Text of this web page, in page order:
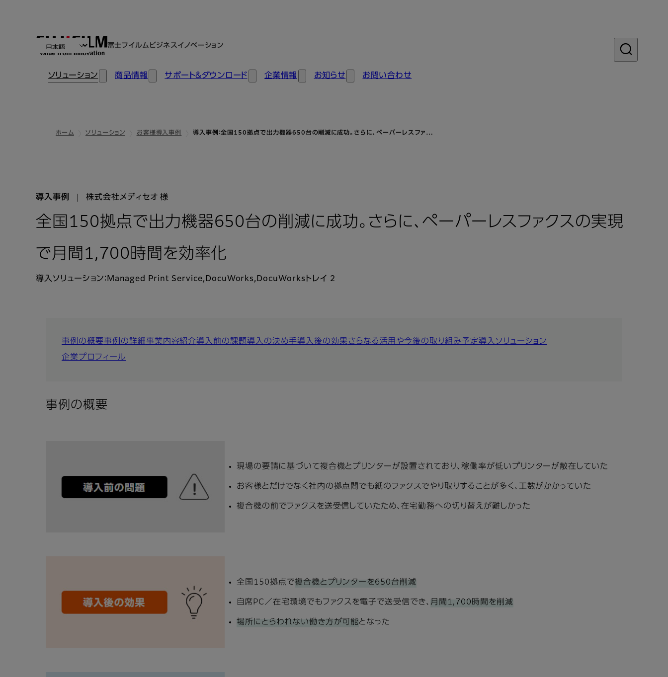
富士フイルムビジネスイノベーション
ソリューション 商品情報 サポート＆ダウンロード 企業情報 お知らせ お問い合わせ
ホーム ソリューション お客様導入事例 導入事例：全国150拠点で出力機器650台の削減に成功。さらに、ペーパーレスファ…
導入事例 株式会社メディセオ 様
全国150拠点で出力機器650台の削減に成功。さらに、ペーパーレスファクスの実現
で月間1,700時間を効率化
導入ソリューション：Managed Print Service,DocuWorks,DocuWorksトレイ 2
事例の概要事例の詳細事業内容紹介導入前の課題導入の決め手導入後の効果さらなる活用や今後の取り組み予定導入ソリューション
企業プロフィール
事例の概要
現場の要請に基づいて複合機とプリンターが設置されており、稼働率が低いプリンターが散在していた
お客様とだけでなく社内の拠点間でも紙のファクスでやり取りすることが多く、工数がかかっていた
複合機の前でファクスを送受信していたため、在宅勤務への切り替えが難しかった
全国150拠点で複合機とプリンターを650台削減
自席PC／在宅環境でもファクスを電子で送受信でき、 月間1,700時間を削減
場所にとらわれない働き方が可能となった